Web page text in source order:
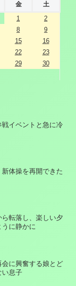
金
土
1
2
8
9
15
16
22
23
29
30
イベントと急に冷
体操を再開できた
転落し、楽しい夕
に静かに
会に興奮する娘とど
い息子